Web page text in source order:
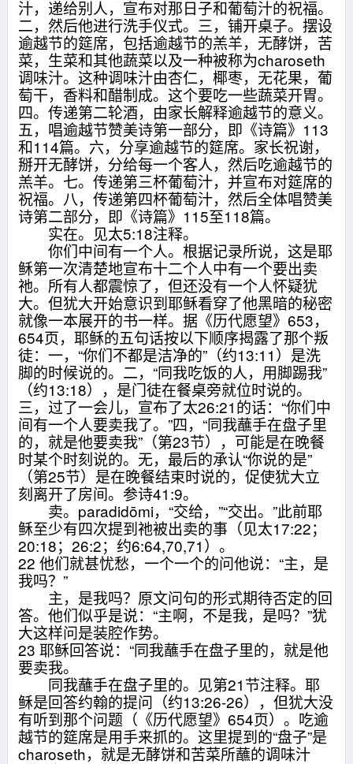
汁，递给别人，宣布对那日子和葡萄汁的祝福。
二，然后他进行洗手仪式。三，铺开桌子。摆设
逾越节的筵席，包括逾越节的羔羊，无酵饼，苦
菜，生菜和其他蔬菜以及一种被称为charoseth
调味汁。这种调味汁由杏仁，椰枣，无花果，葡
萄干，香料和醋制成。这个要吃一些蔬菜开胃。
四。传递第二轮酒，由家长解释逾越节的意义。
五，唱逾越节赞美诗第一部分，即《诗篇》113
和114篇。六，分享逾越节的筵席。家长祝谢，
掰开无酵饼，分给每一个客人，然后吃逾越节的
羔羊。七。传递第三杯葡萄汁，并宣布对筵席的
祝福。八，传递第四杯葡萄汁，然后全体唱赞美
诗第二部分，即《诗篇》115至118篇。
实在。见太5:18注释。
你们中间有一个人。根据记录所说，这是耶
稣第一次清楚地宣布十二个人中有一个要出卖
祂。所有人都震惊了，但还没有一个人怀疑犹
大。但犹大开始意识到耶稣看穿了他黑暗的秘密
就像一本展开的书一样。据《历代愿望》653，
654页，耶稣的五句话按以下顺序揭露了那个叛
徒：一，“你们不都是洁净的”（约13:11）是洗
脚的时候说的。二，“同我吃饭的人，用脚踢我”
（约13:18），是门徒在餐桌旁就位时说的。
三，过了一会儿，宣布了太26:21的话：“你们中
间有一个人要卖我了。”四，“同我蘸手在盘子里
的，就是他要卖我”（第23节），可能是在晚餐
时某个时刻说的。无，最后的承认“你说的是”
（第25节）是在晚餐结束时说的，促使犹大立
刻离开了房间。参诗41:9。
卖。paradidōmi，“交给，”“交出。”此前耶
稣至少有四次提到祂被出卖的事（见太17:22；
20:18；26:2；约6:64,70,71）。
22 他们就甚忧愁，一个一个的问他说：“主，是
我吗？”
主，是我吗？原文问句的形式期待否定的回
答。他们似乎是说：“主啊，不是我，是吗？”犹
大这样问是装腔作势。
23 耶稣回答说：“同我蘸手在盘子里的，就是他
要卖我。
同我蘸手在盘子里的。见第21节注释。耶
稣是回答约翰的提问（约13:26-26），但犹大没
有听到那个问题（《历代愿望》654页）。吃逾
越节的筵席是用手来抓的。这里提到的“盘子”是
charoseth，就是无酵饼和苦菜所蘸的调味汁